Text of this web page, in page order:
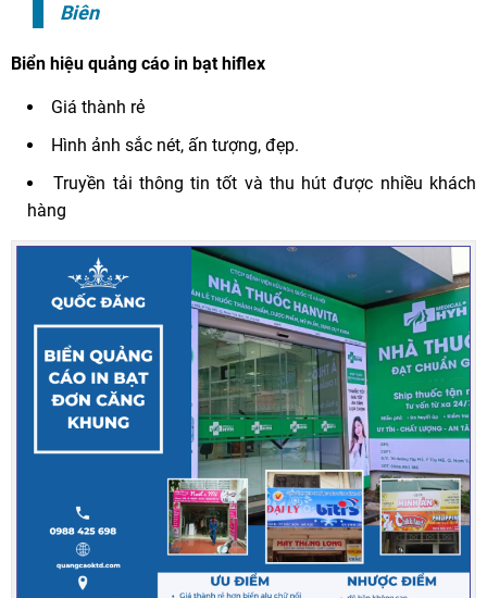
Biên
Biển hiệu quảng cáo in bạt hiflex
Giá thành rẻ
Hình ảnh sắc nét, ấn tượng, đẹp.
Truyền tải thông tin tốt và thu hút được nhiều khách
hàng